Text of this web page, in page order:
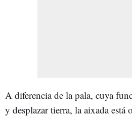
A diferencia de la pala, cuya
y desplazar tierra, la aixada está